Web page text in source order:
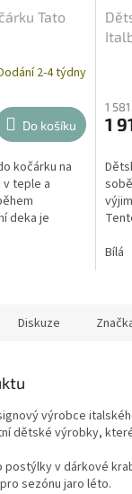
Tato
2-4 týdny
Do košíku
kočárku na
teple a
deka je
1
1
Bílá
Diskuze
výrobce
dětské výrobky,
postýlky v dárkové
sezónu jaro léto.